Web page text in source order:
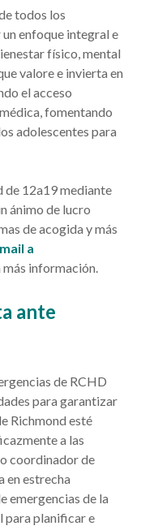
todos los
enfoque integral e
físico, mental
valore e invierta en
el acceso
fomentando
adolescentes para
de 12a19 mediante
ánimo de lucro
de acogida y más
a
más información.
ante
de RCHD
para garantizar
Richmond esté
a las
coordinador de
en estrecha
emergencias de la
para planificar e